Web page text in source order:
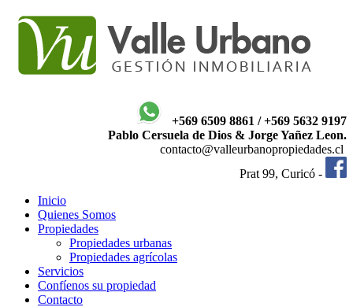
+569 6509 8861 / +569 5632 9197
Pablo Cersuela de Dios & Jorge Yañez Leon.
contacto@valleurbanopropiedades.cl
Prat 99, Curicó -
Inicio
Quienes Somos
Propiedades
Propiedades urbanas
Propiedades agrícolas
Servicios
Confíenos su propiedad
Contacto